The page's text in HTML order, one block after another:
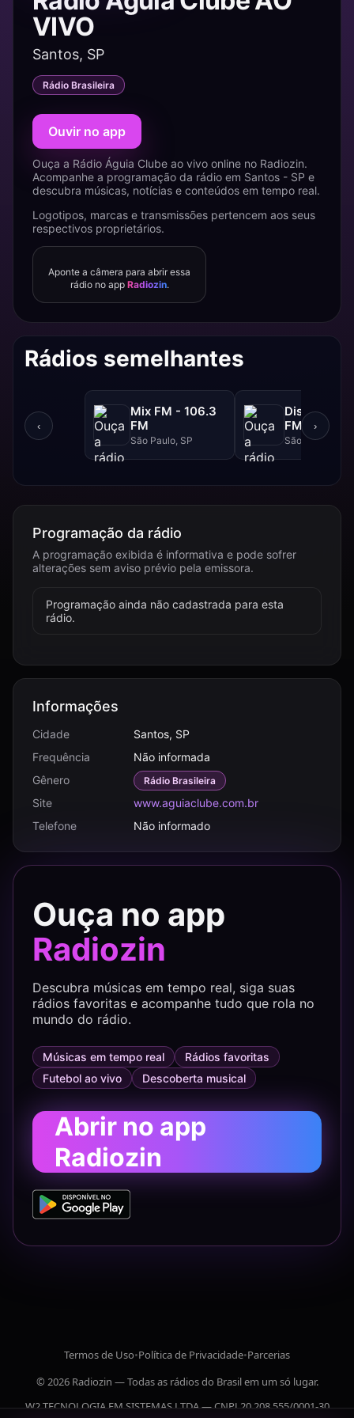
VIVO
Santos, SP
Rádio Brasileira
Ouvir no app
Ouça a Rádio Águia Clube ao vivo online no Radiozin.
Acompanhe a programação da rádio em Santos - SP e
descubra músicas, notícias e conteúdos em tempo real.
Logotipos, marcas e transmissões pertencem aos seus
respectivos proprietários.
Aponte a câmera para abrir essa
rádio no app Radiozin.
Rádios semelhantes
‹
Mix FM - 106.3
FM
São Paulo, SP
Disney -
FM
São Paulo, SP
›
Programação da rádio
A programação exibida é informativa e pode sofrer
alterações sem aviso prévio pela emissora.
Programação ainda não cadastrada para esta
rádio.
Informações
Cidade
Santos, SP
Frequência
Não informada
Gênero
Rádio Brasileira
Site
www.aguiaclube.com.br
Telefone
Não informado
Ouça no app
Radiozin
Descubra músicas em tempo real, siga suas
rádios favoritas e acompanhe tudo que rola no
mundo do rádio.
Músicas em tempo real
Rádios favoritas
Futebol ao vivo
Descoberta musical
Abrir no app
Radiozin
Termos de Uso•Política de Privacidade•Parcerias
© 2026 Radiozin — Todas as rádios do Brasil em um só lugar.
W2 TECNOLOGIA EM SISTEMAS LTDA — CNPJ 20.208.555/0001-30